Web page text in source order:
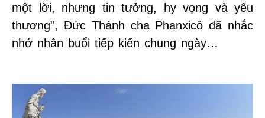
một lời, nhưng tin tưởng, hy vọng và yêu
thương”, Đức Thánh cha Phanxicô đã nhắc
nhớ nhân buổi tiếp kiến chung ngày…